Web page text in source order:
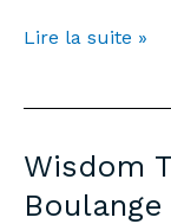
Extraction
de
Boulange
—
Lire la suite »
Wisdom